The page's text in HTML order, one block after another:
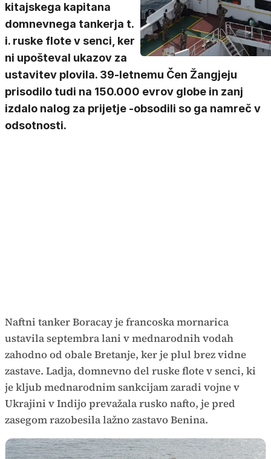
kitajskega kapitana
domnevnega tankerja t.
i. ruske flote v senci, ker
ni upošteval ukazov za
ustavitev plovila. 39-letnemu Čen Žangjeju
prisodilo tudi na 150.000 evrov globe in zanj
izdalo nalog za prijetje -obsodili so ga namreč v
odsotnosti.
Naftni tanker Boracay je francoska mornarica
ustavila septembra lani v mednarodnih vodah
zahodno od obale Bretanje, ker je plul brez vidne
zastave. Ladja, domnevno del ruske flote v senci, ki
je kljub mednarodnim sankcijam zaradi vojne v
Ukrajini v Indijo prevažala rusko nafto, je pred
zasegom razobesila lažno zastavo Benina.